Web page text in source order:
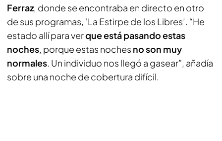
Ferraz, donde se encontraba en directo en otro
de sus programas, ‘La Estirpe de los Libres’. “He
estado allí para verque está pasando estas
noches, porque estas noches no son muy
normales. Un individuo nos llegó a gasear”, añadía
sobre una noche de cobertura difícil.